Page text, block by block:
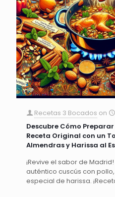
Recetas 3 Bocados on
Descubre Cómo
Receta Original con un
Almendras y Harissa al
¡Revive el sabor de
auténtico cuscús con
especial de harissa.